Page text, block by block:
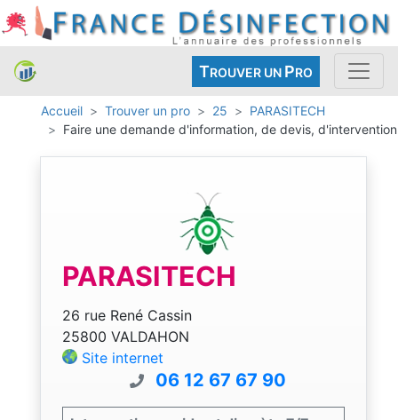
TROUVER UN PRO
Accueil Trouver un pro 25
PARASITECH
Faire une demande d'information, de devis, d'intervention
PARASITECH
26 rue René Cassin
25800 VALDAHON
Site internet
06 12 67 67 90